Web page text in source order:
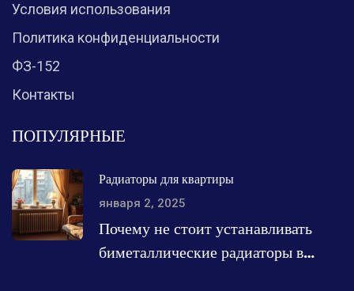
Условия использования
Политика конфиденциальности
ФЗ-152
Контакты
ПОПУЛЯРНЫЕ
Радиаторы для квартиры
января 2, 2025
Почему не стоит устанавливать
биметаллические радиаторы в